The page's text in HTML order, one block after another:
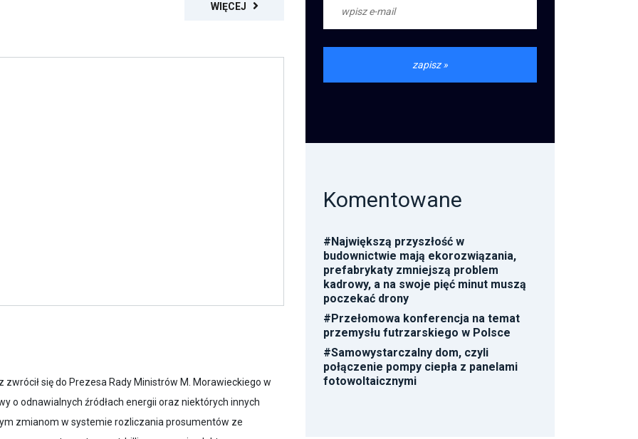
WIĘCEJ
zwrócił się do Prezesa Rady Ministrów M. Morawieckiego w
o odnawialnych źródłach energii oraz niektórych innych
zmianom w systemie rozliczania prosumentów ze
Komentowane
# Największą przyszłość w
budownictwie mają ekorozwiązania,
prefabrykaty zmniejszą problem
kadrowy, a na swoje pięć minut muszą
poczekać drony
# Przełomowa konferencja na temat
przemysłu futrzarskiego w Polsce
#Samowystarczalny dom, czyli
połączenie pompy ciepła z panelami
fotowoltaicznymi